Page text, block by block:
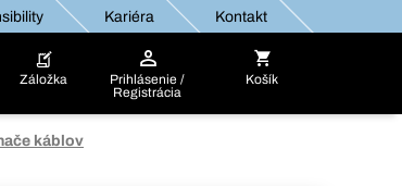
Kariéra Kontakt
Záložka
Prihlásenie /
Registrácia
Košík
káblov